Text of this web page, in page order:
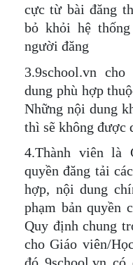
cực từ bài đăng
bỏ khỏi hệ
người đăng
3.9school.vn
dung phù hợp
Những nội dung
thì sẽ không được
4.Thành viên là
quyền đăng tải
hợp, nội dung
phạm bản quyền
Quy định chung
cho Giáo viên/